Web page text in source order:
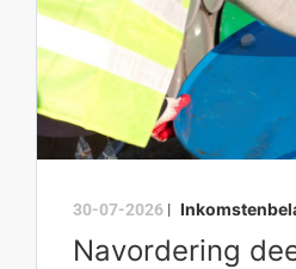
30-07-2026 |
Navordering